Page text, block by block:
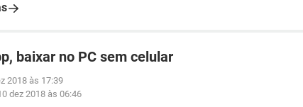
baixar no PC sem celular
2018 às 17:39
dez 2018 às 06:46